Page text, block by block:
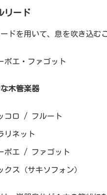
リード
ドを用いて、息を吹き込む
ボエ・ファゴット
木管楽器
コロ / フルート
リネット
ボエ / ファゴット
クス（サキソフォン）